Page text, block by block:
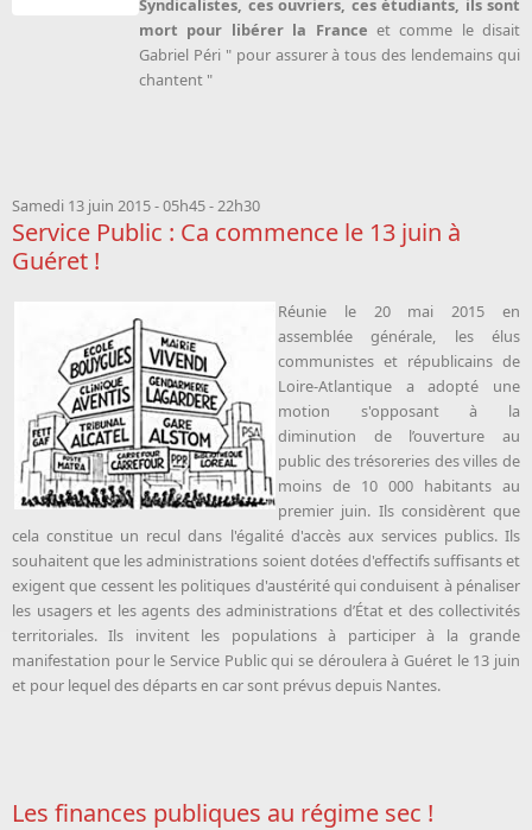
Syndicalistes, ces ouvriers, ces étudiants, ils sont
mort pour libérer la France et comme le disait
Gabriel Péri " pour assurer à tous des lendemains qui
chantent "
Samedi 13 juin 2015 -05h45-22h30
Service Public : Ca commence le 13 juin à
Guéret !
Réunie le 20 mai 2015 en
assemblée générale, les élus
communistes et républicains de
Loire-Atlantique a adopté une
motion s'opposant à la
diminution de l’ouverture au
public des trésoreries des villes de
moins de 10 000 habitants au
premier juin. Ils considèrent que
cela constitue un recul dans l'égalité d'accès aux services publics. Ils
souhaitent que les administrations soient dotées d'effectifs suffisants et
exigent que cessent les politiques d'austérité qui conduisent à pénaliser
les usagers et les agents des administrations d’État et des collectivités
territoriales. Ils invitent les populations à participer à la grande
manifestation pour le Service Public qui se déroulera à Guéret le 13 juin
et pour lequel des départs en car sont prévus depuis Nantes.
Les finances publiques au régime sec !